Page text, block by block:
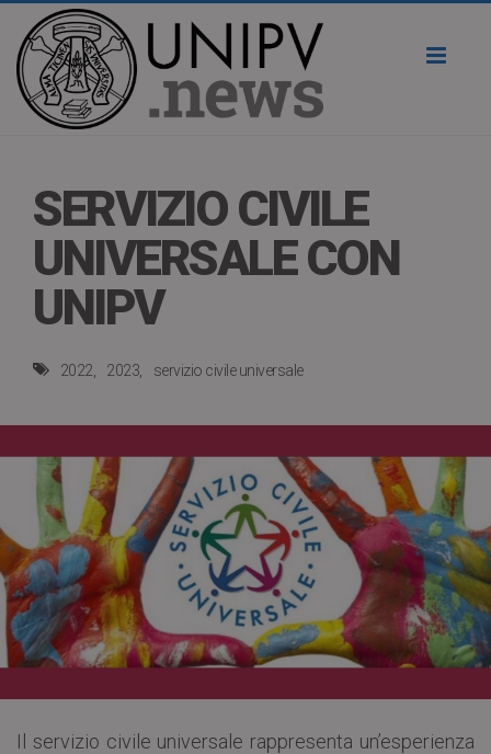
SERVIZIO CIVILE
UNIVERSALE CON
UNIPV
2022 2023 servizio civile universale
Il servizio civile universale rappresenta un’esperienza